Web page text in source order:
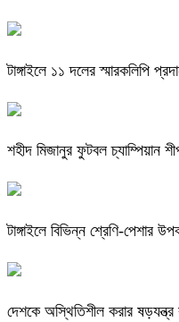
টাঙ্গাইলে ১১ দলের স্মারকলিপি
শহীদ মিজানুর ফুটবল চ্যাম্পিয়ান
টাঙ্গাইলে বিভিন্ন শ্রেণি-পেশার
দেশকে অস্থিতিশীল করার ষড়যন্ত্র